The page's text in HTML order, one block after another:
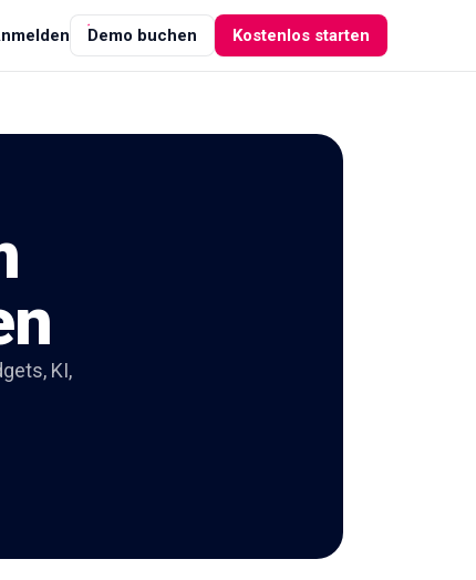
Demo buchen Kostenlos starten
KI,